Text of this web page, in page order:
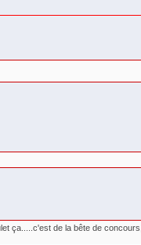
ça.....c'est de la bête de concours,